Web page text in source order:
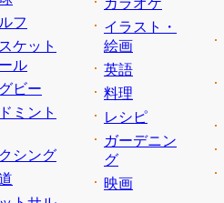
フ
ケット
ル
ビー
ミント
シング
イラスト・
絵画
英語
料理
レシピ
ガーデニン
グ
映画